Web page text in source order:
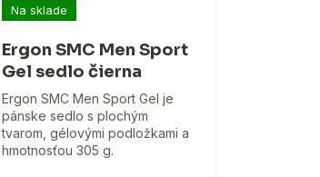
Na sklade
Ergon SMC Men Sport
Gel sedlo čierna
Ergon SMC Men Sport Gel je
pánske sedlo s plochým
tvarom, gélovými podložkami a
hmotnosťou 305 g.